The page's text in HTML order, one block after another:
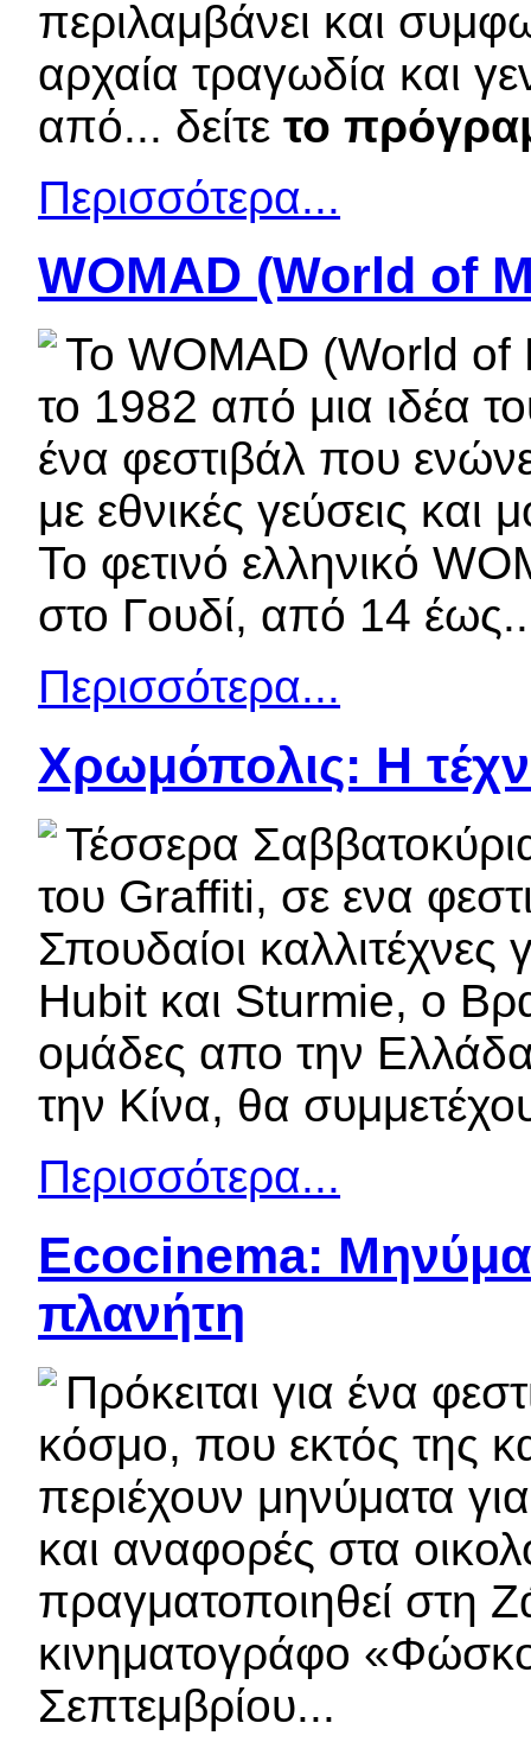
περιλαμβάνει και
αρχαία τραγωδία και
από... δείτετο
Περισσότερα...
WOMAD (World of
Το WOMAD (World of
το 1982 από μια ιδέα
ένα φεστιβάλ που
με εθνικές γεύσεις και
Το φετινό ελληνικό
στο Γουδί, από 14
Περισσότερα...
Χρωμόπολις: Η
Τέσσερα
του Graffiti, σε ενα
Σπουδαίοι καλλιτέχνες
Hubit και Sturmie, ο
ομάδες απο την
την Κίνα, θα
Περισσότερα...
Ecocinema:
πλανήτη
Πρόκειται για ένα
κόσμο, που εκτός της
περιέχουν μηνύματα
και αναφορές στα
πραγματοποιηθεί στη
κινηματογράφο
Σεπτεμβρίου...